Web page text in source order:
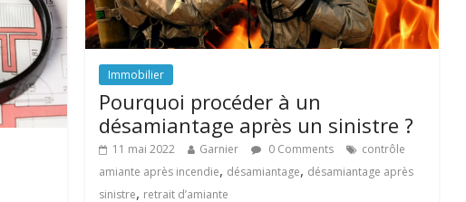
Immobilier
Pourquoi procéder à un
désamiantage après un sinistre ?
11 mai 2022 Garnier 0 Comments
contrôle
amiante après incendie, désamiantage, désamiantage après
sinistre, retrait d’amiante